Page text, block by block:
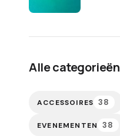
Alle categorieën
ACCESSOIRES 38
EVENEMENTEN 38